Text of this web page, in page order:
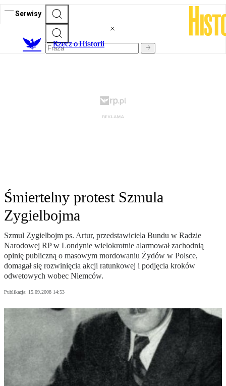
Serwisy
Rzecz o Historii
Śmiertelny protest Szmula
Zygielbojma
Szmul Zygielbojm ps. Artur, przedstawiciela Bundu w Radzie
Narodowej RP w Londynie wielokrotnie alarmował zachodnią
opinię publiczną o masowym mordowaniu Żydów w Polsce,
domagał się rozwinięcia akcji ratunkowej i podjęcia kroków
odwetowych wobec Niemców.
Publikacja: 15.09.2008 14:53